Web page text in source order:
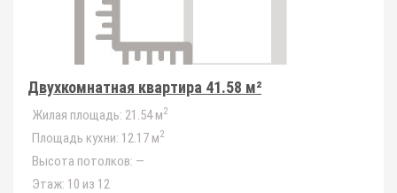
Двухкомнатная квартира 41.58 м²
Жилая площадь: 21.54 м2
Площадь кухни: 12.17 м2
Высота потолков: —
Этаж: 10 из 12